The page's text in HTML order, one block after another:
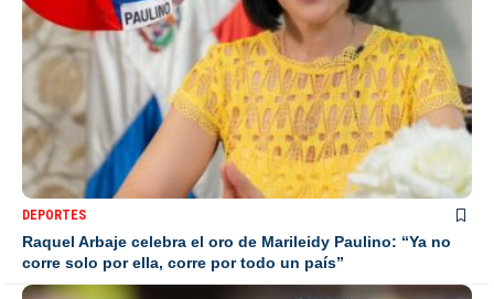
DEPORTES
Raquel Arbaje celebra el oro de Marileidy Paulino: “Ya no
corre solo por ella, corre por todo un país”